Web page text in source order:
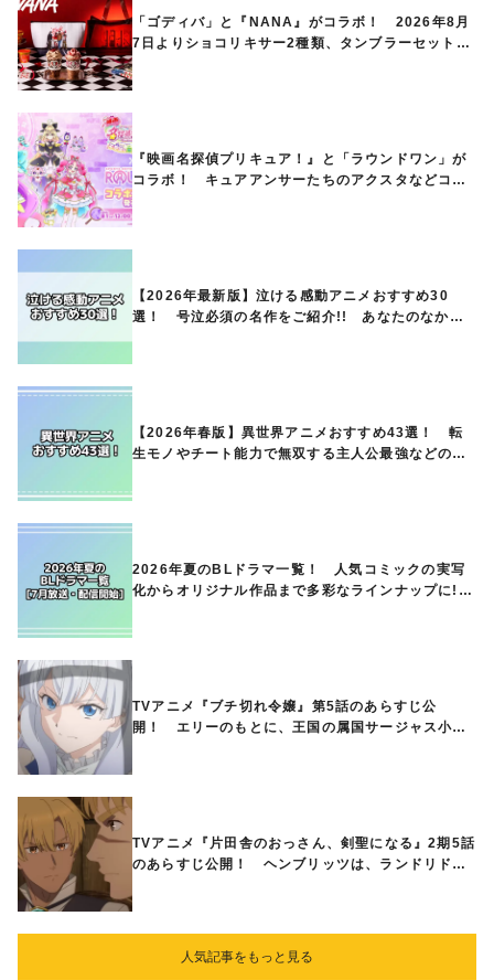
「ゴディバ」と『NANA』がコラボ！ 2026年8月
7日よりショコリキサー2種類、タンブラーセットな
『映画名探偵プリキュア！』と「ラウンドワン」が
コラボ！ キュアアンサーたちのアクスタなどコラ
【2026年最新版】泣ける感動アニメおすすめ30
選！ 号泣必須の名作をご紹介!! あなたのなかの
【2026年春版】異世界アニメおすすめ43選！ 転
生モノやチート能力で無双する主人公最強などの人
2026年夏のBLドラマ一覧！ 人気コミックの実写
化からオリジナル作品まで多彩なラインナップに!!
TVアニメ『ブチ切れ令嬢』第5話のあらすじ公
開！ エリーのもとに、王国の属国サージャス小王
TVアニメ『片田舎のおっさん、剣聖になる』2期5話
のあらすじ公開！ ヘンブリッツは、ランドリドに
人気記事をもっと見る